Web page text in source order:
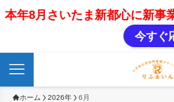
本年8月さいたま新都心に新
今すぐ
ホーム 2026年 6月